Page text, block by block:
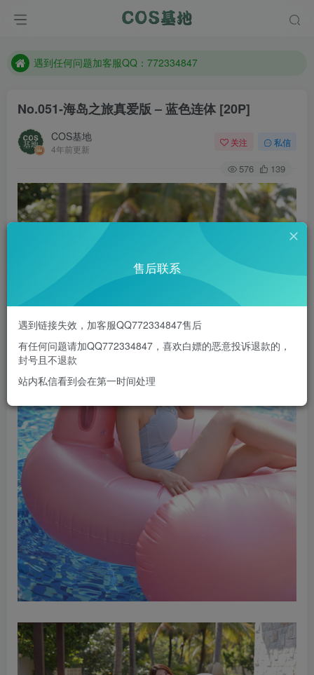
防失联：百度搜索《一七天佳》，实时查看最新站点。
遇到任何问题加客服QQ：772334847
No.051-海岛之旅真爱版 – 蓝色连体 [20P]
COS基地
4年前更新
关注 私信
576 139
售后联系
遇到链接失效，加客服QQ772334847售后
有任何问题请加QQ772334847，喜欢白嫖的恶意投诉退款的，
封号且不退款
站内私信看到会在第一时间处理